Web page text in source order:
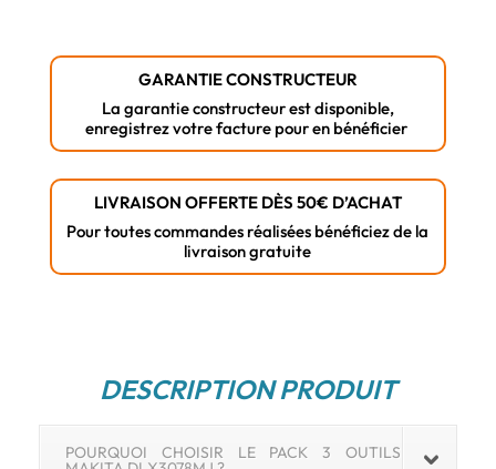
Li-
ion
GARANTIE CONSTRUCTEUR
La garantie constructeur est disponible,
enregistrez votre facture pour en bénéficier
LIVRAISON OFFERTE DÈS 50€ D’ACHAT
Pour toutes commandes réalisées bénéficiez de la
livraison gratuite
DESCRIPTION PRODUIT
POURQUOI CHOISIR LE PACK 3 OUTILS